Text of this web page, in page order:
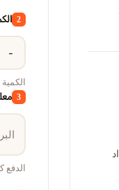
2
−
الكمية 1 ~ 1 · المخزون 1
3